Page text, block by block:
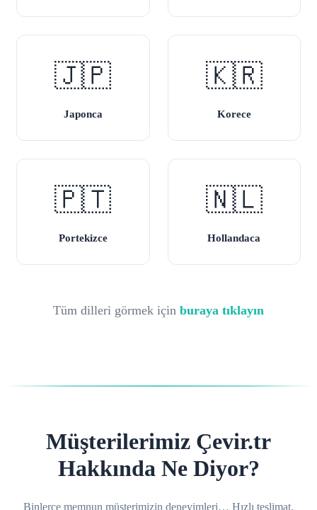
🇯🇵
Japonca
🇰🇷
Korece
🇵🇹
Portekizce
🇳🇱
Hollandaca
Tüm dilleri görmek için buraya tıklayın
Müşterilerimiz Çevir.tr
Hakkında Ne Diyor?
Binlerce memnun müşterimizin deneyimleri… Hızlı teslimat,